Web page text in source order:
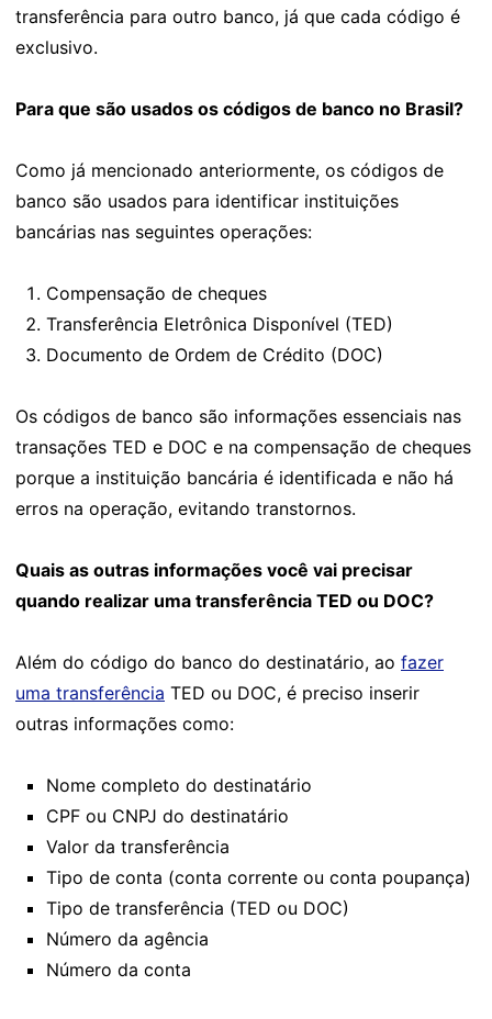
transferência para outro banco, já que cada código é
exclusivo.
Para que são usados os códigos de banco no Brasil?
Como já mencionado anteriormente, os códigos de
banco são usados para identificar instituições
bancárias nas seguintes operações:
Compensação de cheques
Transferência Eletrônica Disponível (TED)
Documento de Ordem de Crédito (DOC)
Os códigos de banco são informações essenciais nas
transações TED e DOC e na compensação de cheques
porque a instituição bancária é identificada e não há
erros na operação, evitando transtornos.
Quais as outras informações você vai precisar
quando realizar uma transferência TED ou DOC?
Além do código do banco do destinatário, ao fazer
uma transferência TED ou DOC, é preciso inserir
outras informações como:
Nome completo do destinatário
CPF ou CNPJ do destinatário
Valor da transferência
Tipo de conta (conta corrente ou conta poupança)
Tipo de transferência (TED ou DOC)
Número da agência
Número da conta